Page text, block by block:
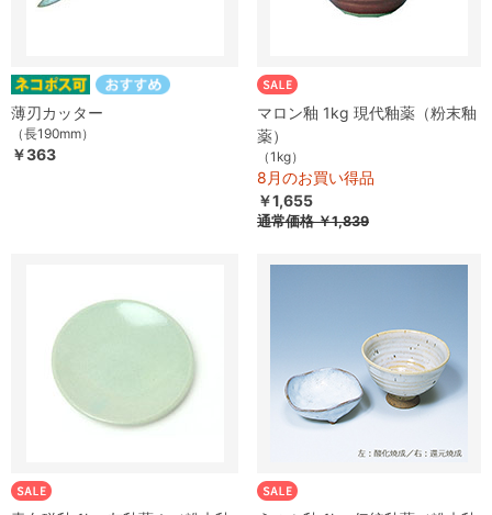
薄刃カッター
（長190mm）
￥363
マロン釉 1kg 現代釉薬（粉末釉
薬）
（1kg）
8月のお買い得品
￥1,655
通常価格￥1,839